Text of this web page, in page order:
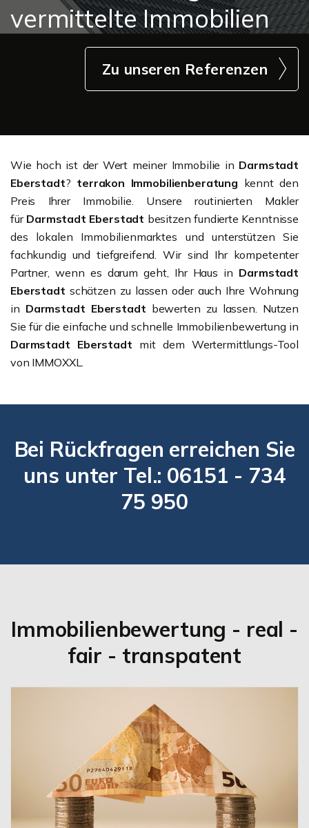
vermittelte Immobilien
Zu unseren Referenzen
Wie hoch ist der Wert meiner Immobilie in Darmstadt
Eberstadt? terrakon Immobilienberatung kennt den
Preis Ihrer Immobilie. Unsere routinierten Makler
für Darmstadt Eberstadt besitzen fundierte Kenntnisse
des lokalen Immobilienmarktes und unterstützen Sie
fachkundig und tiefgreifend. Wir sind Ihr kompetenter
Partner, wenn es darum geht, Ihr Haus in Darmstadt
Eberstadt schätzen zu lassen oder auch Ihre Wohnung
in Darmstadt Eberstadt bewerten zu lassen. Nutzen
Sie für die einfache und schnelle Immobilienbewertung in
Darmstadt Eberstadt mit dem Wertermittlungs-Tool
von IMMOXXL.
Bei Rückfragen erreichen Sie
uns unter Tel.: 06151 - 734
75 950
Immobilienbewertung - real -
fair - transpatent